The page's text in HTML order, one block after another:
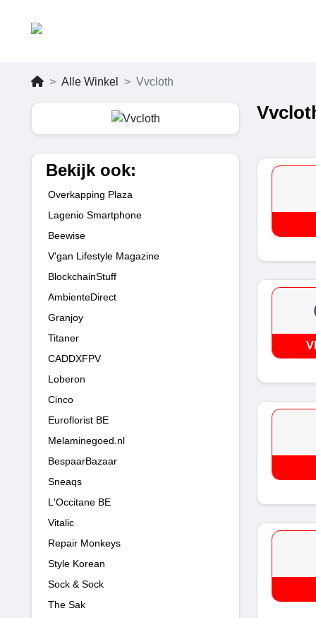
Alle Winkel Vvcloth
Bekijk ook:
Overkapping Plaza
Lagenio Smartphone
Beewise
V'gan Lifestyle Magazine
BlockchainStuff
AmbienteDirect
Granjoy
Titaner
CADDXFPV
Loberon
Cinco
Euroflorist BE
Melaminegoed.nl
BespaarBazaar
Sneaqs
L'Occitane BE
Vitalic
Repair Monkeys
Style Korean
Sock & Sock
The Sak